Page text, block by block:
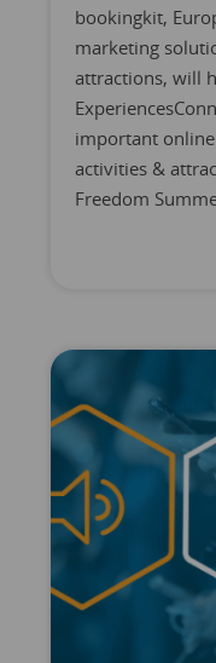
bookingkit,
marketing
attractions, will
important
activities &
Freedom